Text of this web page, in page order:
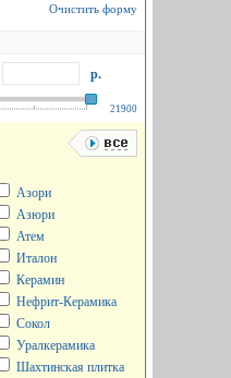
Очистить форму
р.
21900
Азори
Азюри
Атем
Италон
Керамин
Нефрит-Керамика
Сокол
Уралкерамика
Шахтинская плитка